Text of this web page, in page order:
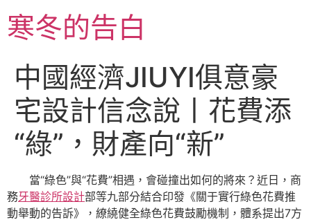
至
主寒冬的告白
中國經濟JIUYI俱意豪
宅設計信念說丨花費添
“綠”，財產向“新”
當“綠色”與“花費”相遇，會碰撞出如何的將來？近日，商
務牙醫診所設計部等九部分結合印發《關于實行綠色花費推
動舉動的告訴》，繚繞健全綠色花費鼓勵機制，體系提出7方